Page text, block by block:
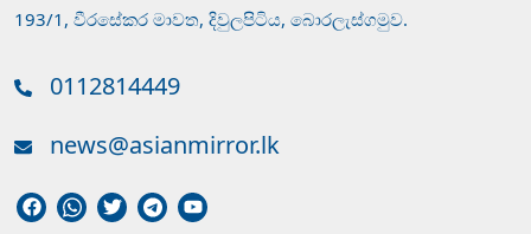
193/1, වීරසේකර මාවත, දිවුලපිටිය, බොරලැස්ගමුව.
0112814449
news@asianmirror.lk